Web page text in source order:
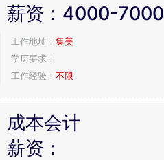
薪资： 4000-7000
工作地址： 集美
学历要求：
工作经验： 不限
成本会计
薪资：